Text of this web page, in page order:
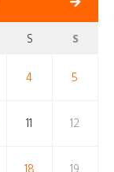
S S
4 5
11 12